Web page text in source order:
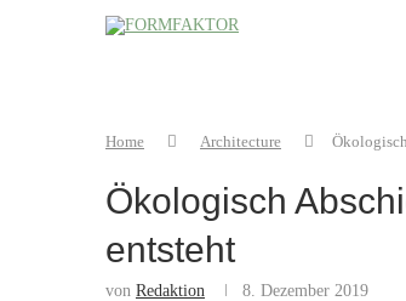
Home Architecture
Ökologisch
entsteht
von Redaktion 8. Dezember 2019